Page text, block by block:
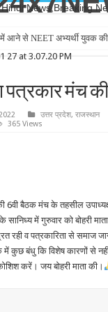
News,Breaking
आने से NEET अभ्यर्थी युवक
पत्रकार मंच
उत्तर प्रदेश,राजस्थान
365 Views
6वी बैठक मंच के तहसील
सानिध्य में गुरुवार को बोहरी
रही व पत्रकारिता से समाज
कुछ बंधु कि विशेष कारणों से
करें। जय बोहरी माता की।